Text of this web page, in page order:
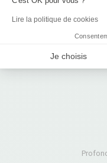
Lire la politique de cookies
Je choisis